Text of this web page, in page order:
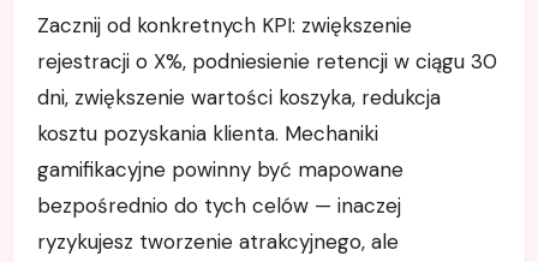
Zacznij od konkretnych KPI: zwiększenie
rejestracji o X%, podniesienie retencji w ciągu 30
dni, zwiększenie wartości koszyka, redukcja
kosztu pozyskania klienta. Mechaniki
gamifikacyjne powinny być mapowane
bezpośrednio do tych celów — inaczej
ryzykujesz tworzenie atrakcyjnego, ale